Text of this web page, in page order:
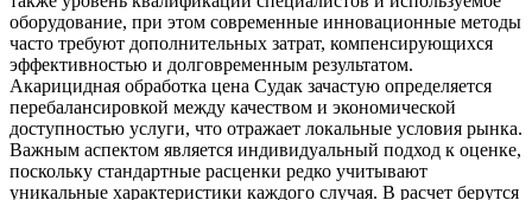
оборудование, при этом современные инновационные методы
часто требуют дополнительных затрат, компенсирующихся
эффективностью и долговременным результатом.
Акарицидная обработка цена Судак зачастую определяется
перебалансировкой между качеством и экономической
доступностью услуги, что отражает локальные условия рынка.
Важным аспектом является индивидуальный подход к оценке,
поскольку стандартные расценки редко учитывают
уникальные характеристики каждого случая. В расчет берутся